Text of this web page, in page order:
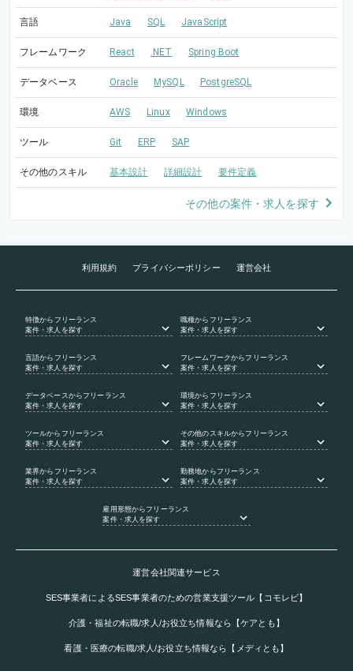
言語 Java SQL JavaScript
フレームワーク React .NET Spring Boot
データベース Oracle MySQL PostgreSQL
環境 AWS Linux Windows
ツール Git ERP SAP
その他のスキル 基本設計 詳細設計 要件定義
その他の案件・求人を探す
利用規約 プライバシーポリシー 運営会社
特徴からフリーランス
案件・求人を探す
職種からフリーランス
案件・求人を探す
言語からフリーランス
案件・求人を探す
フレームワークからフリーランス
案件・求人を探す
データベース からフリーランス
案件・求人を探す
環境からフリーランス
案件・求人を探す
ツールからフリーランス
案件・求人を探す
その他のスキルからフリーランス
案件・求人を探す
業界からフリーランス
案件・求人を探す
勤務地からフリーランス
案件・求人を探す
雇用形態からフリーランス
案件・求人を探す
運営会社関連サービス
SES事業者によるSES事業者のための営業支援ツール【コモレビ】
介護・福祉の転職/求人/お役立ち情報なら【ケアとも】
看護・医療の転職/求人/お役立ち情報なら【メディとも】